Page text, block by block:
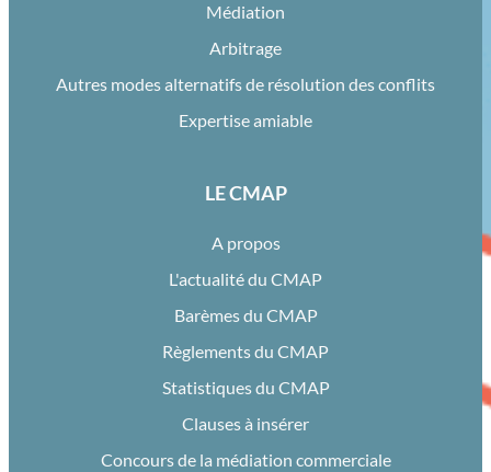
Médiation
Arbitrage
Autres modes alternatifs de résolution des conflits
Expertise amiable
LE CMAP
A propos
L'actualité du CMAP
Barèmes du CMAP
Règlements du CMAP
Statistiques du CMAP
Clauses à insérer
Concours de la médiation commerciale